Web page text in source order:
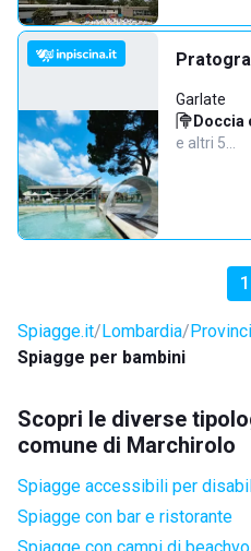
Garlate
Doccia
e altri 5…
1
Spiagge.it Lombardia
Spiagge per bambini
Scopri le diverse
comune di Marchirolo
Spiagge accessibili per
Spiagge con bar e ristorante